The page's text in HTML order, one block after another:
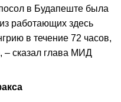
в Будапеште была
работающих здесь
в течение 72 часов,
– сказал глава МИД